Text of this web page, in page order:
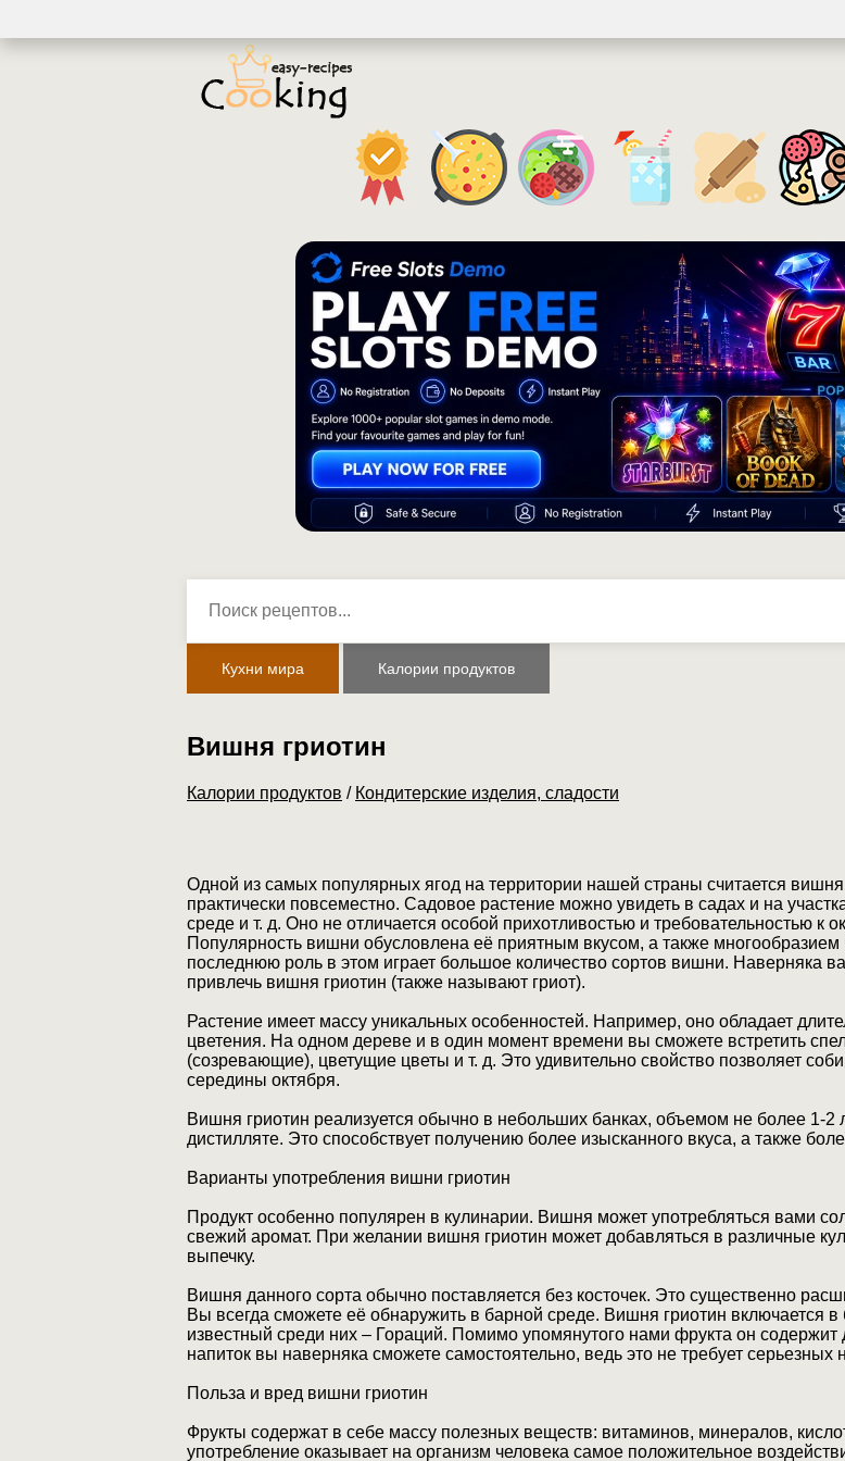
Кухни мира Калории продуктов
Вишня гриотин
Калории продуктов / Кондитерские изделия, сладости
Одной из самых популярных ягод на территории нашей страны считается
практически повсеместно. Садовое растение можно увидеть в садах и на
среде и т. д. Оно не отличается особой прихотливостью и требовательностью к
Популярность вишни обусловлена её приятным вкусом, а также
последнюю роль в этом играет большое количество сортов вишни. Наверняка
привлечь вишня гриотин (также называют гриот).
Растение имеет массу уникальных особенностей. Например, оно обладает
цветения. На одном дереве и в один момент времени вы сможете встретить
(созревающие), цветущие цветы и т. д. Это удивительно свойство позволяет
середины октября.
Вишня гриотин реализуется обычно в небольших банках, объемом не более 1-
дистилляте. Это способствует получению более изысканного вкуса, а также
Варианты употребления вишни гриотин
Продукт особенно популярен в кулинарии. Вишня может употребляться вами
свежий аромат. При желании вишня гриотин может добавляться в различные
выпечку.
Вишня данного сорта обычно поставляется без косточек. Это существенно
Вы всегда сможете её обнаружить в барной среде. Вишня гриотин включается
известный среди них – Гораций. Помимо упомянутого нами фрукта он
напиток вы наверняка сможете самостоятельно, ведь это не требует серьезных
Польза и вред вишни гриотин
Фрукты содержат в себе массу полезных веществ: витаминов, минералов,
употребление оказывает на организм человека самое положительное